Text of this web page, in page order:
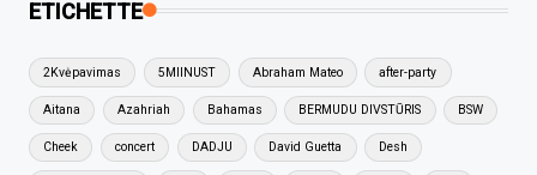
ETICHETTE
2Kvėpavimas 5MIINUST Abraham Mateo after-party
Aitana Azahriah Bahamas BERMUDU DIVSTŪRIS BSW
Cheek concert DADJU David Guetta Desh